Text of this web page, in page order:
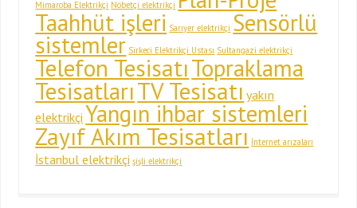
Mimaroba Elektrikçi Nöbetçi elektrikçi
Taahhüt işleri Sarıyer elektrikçi Sensörlü
sistemler Sirkeci Elektrikçi Ustası Sultangazi elektrikçi
Telefon TesisatıTopraklama
TesisatlarıTV Tesisatı yakın
elektrikçi Yangın ihbar sistemleri
Zayıf Akım Tesisatları İnternet arızaları
İstanbul elektrikçi şişli elektrikçi